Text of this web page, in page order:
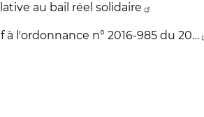
au bail réel solidaire
l'ordonnance n° 2016-985 du 20…